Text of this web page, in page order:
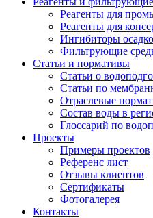
Реагенты для
Реагенты для
Ингибиторы
Фильтрующие
Статьи и нормативы
Статьи о
Статьи по
Отраслевые
Состав воды в
Глоссарий по
Проекты
Примеры проектов
Референс лист
Отзывы клиентов
Сертификаты
Фотогалерея
Контакты